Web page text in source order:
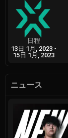
日程
13日 1月, 2023 -
15日 1月, 2023
ニュース